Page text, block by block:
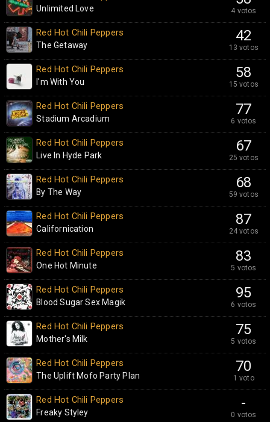
4 votos
Unlimited Love
42
13 votos
Red Hot Chili Peppers
The Getaway
58
15 votos
Red Hot Chili Peppers
I'm With You
77
6 votos
Red Hot Chili Peppers
Stadium Arcadium
67
25 votos
Red Hot Chili Peppers
Live In Hyde Park
68
59 votos
Red Hot Chili Peppers
By The Way
87
24 votos
Red Hot Chili Peppers
Californication
83
5 votos
Red Hot Chili Peppers
One Hot Minute
95
6 votos
Red Hot Chili Peppers
Blood Sugar Sex Magik
75
5 votos
Red Hot Chili Peppers
Mother's Milk
70
1 voto
Red Hot Chili Peppers
The Uplift Mofo Party Plan
-
0 votos
Red Hot Chili Peppers
Freaky Styley